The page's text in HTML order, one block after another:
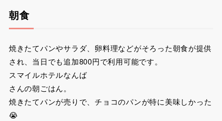
朝食
焼きたてパンやサラダ、卵料理などがそろった朝食が提供
され、当日でも追加800円で利用可能です。
スマイルホテルなんば
さんの朝ごはん。
焼きたてパンが売りで、チョコのパンが特に美味しかった
😭